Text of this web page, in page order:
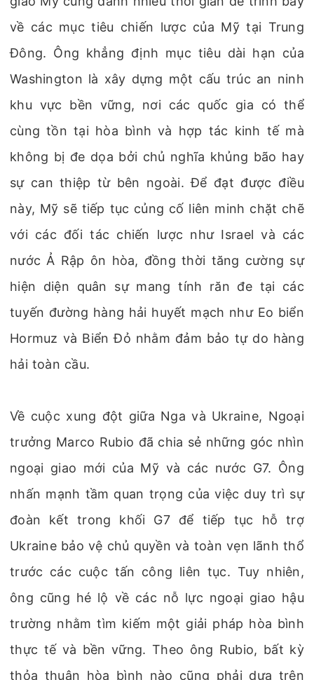
về các mục tiêu chiến lược của Mỹ tại Trung
Đông. Ông khẳng định mục tiêu dài hạn của
Washington là xây dựng một cấu trúc an ninh
khu vực bền vững, nơi các quốc gia có thể
cùng tồn tại hòa bình và hợp tác kinh tế mà
không bị đe dọa bởi chủ nghĩa khủng bão hay
sự can thiệp từ bên ngoài. Để đạt được điều
này, Mỹ sẽ tiếp tục củng cố liên minh chặt chẽ
với các đối tác chiến lược như Israel và các
nước Ả Rập ôn hòa, đồng thời tăng cường sự
hiện diện quân sự mang tính răn đe tại các
tuyến đường hàng hải huyết mạch như Eo biển
Hormuz và Biển Đỏ nhằm đảm bảo tự do hàng
hải toàn cầu.
Về cuộc xung đột giữa Nga và Ukraine, Ngoại
trưởng Marco Rubio đã chia sẻ những góc nhìn
ngoại giao mới của Mỹ và các nước G7. Ông
nhấn mạnh tầm quan trọng của việc duy trì sự
đoàn kết trong khối G7 để tiếp tục hỗ trợ
Ukraine bảo vệ chủ quyền và toàn vẹn lãnh thổ
trước các cuộc tấn công liên tục. Tuy nhiên,
ông cũng hé lộ về các nỗ lực ngoại giao hậu
trường nhằm tìm kiếm một giải pháp hòa bình
thực tế và bền vững. Theo ông Rubio, bất kỳ
thỏa thuận hòa bình nào cũng phải dựa trên